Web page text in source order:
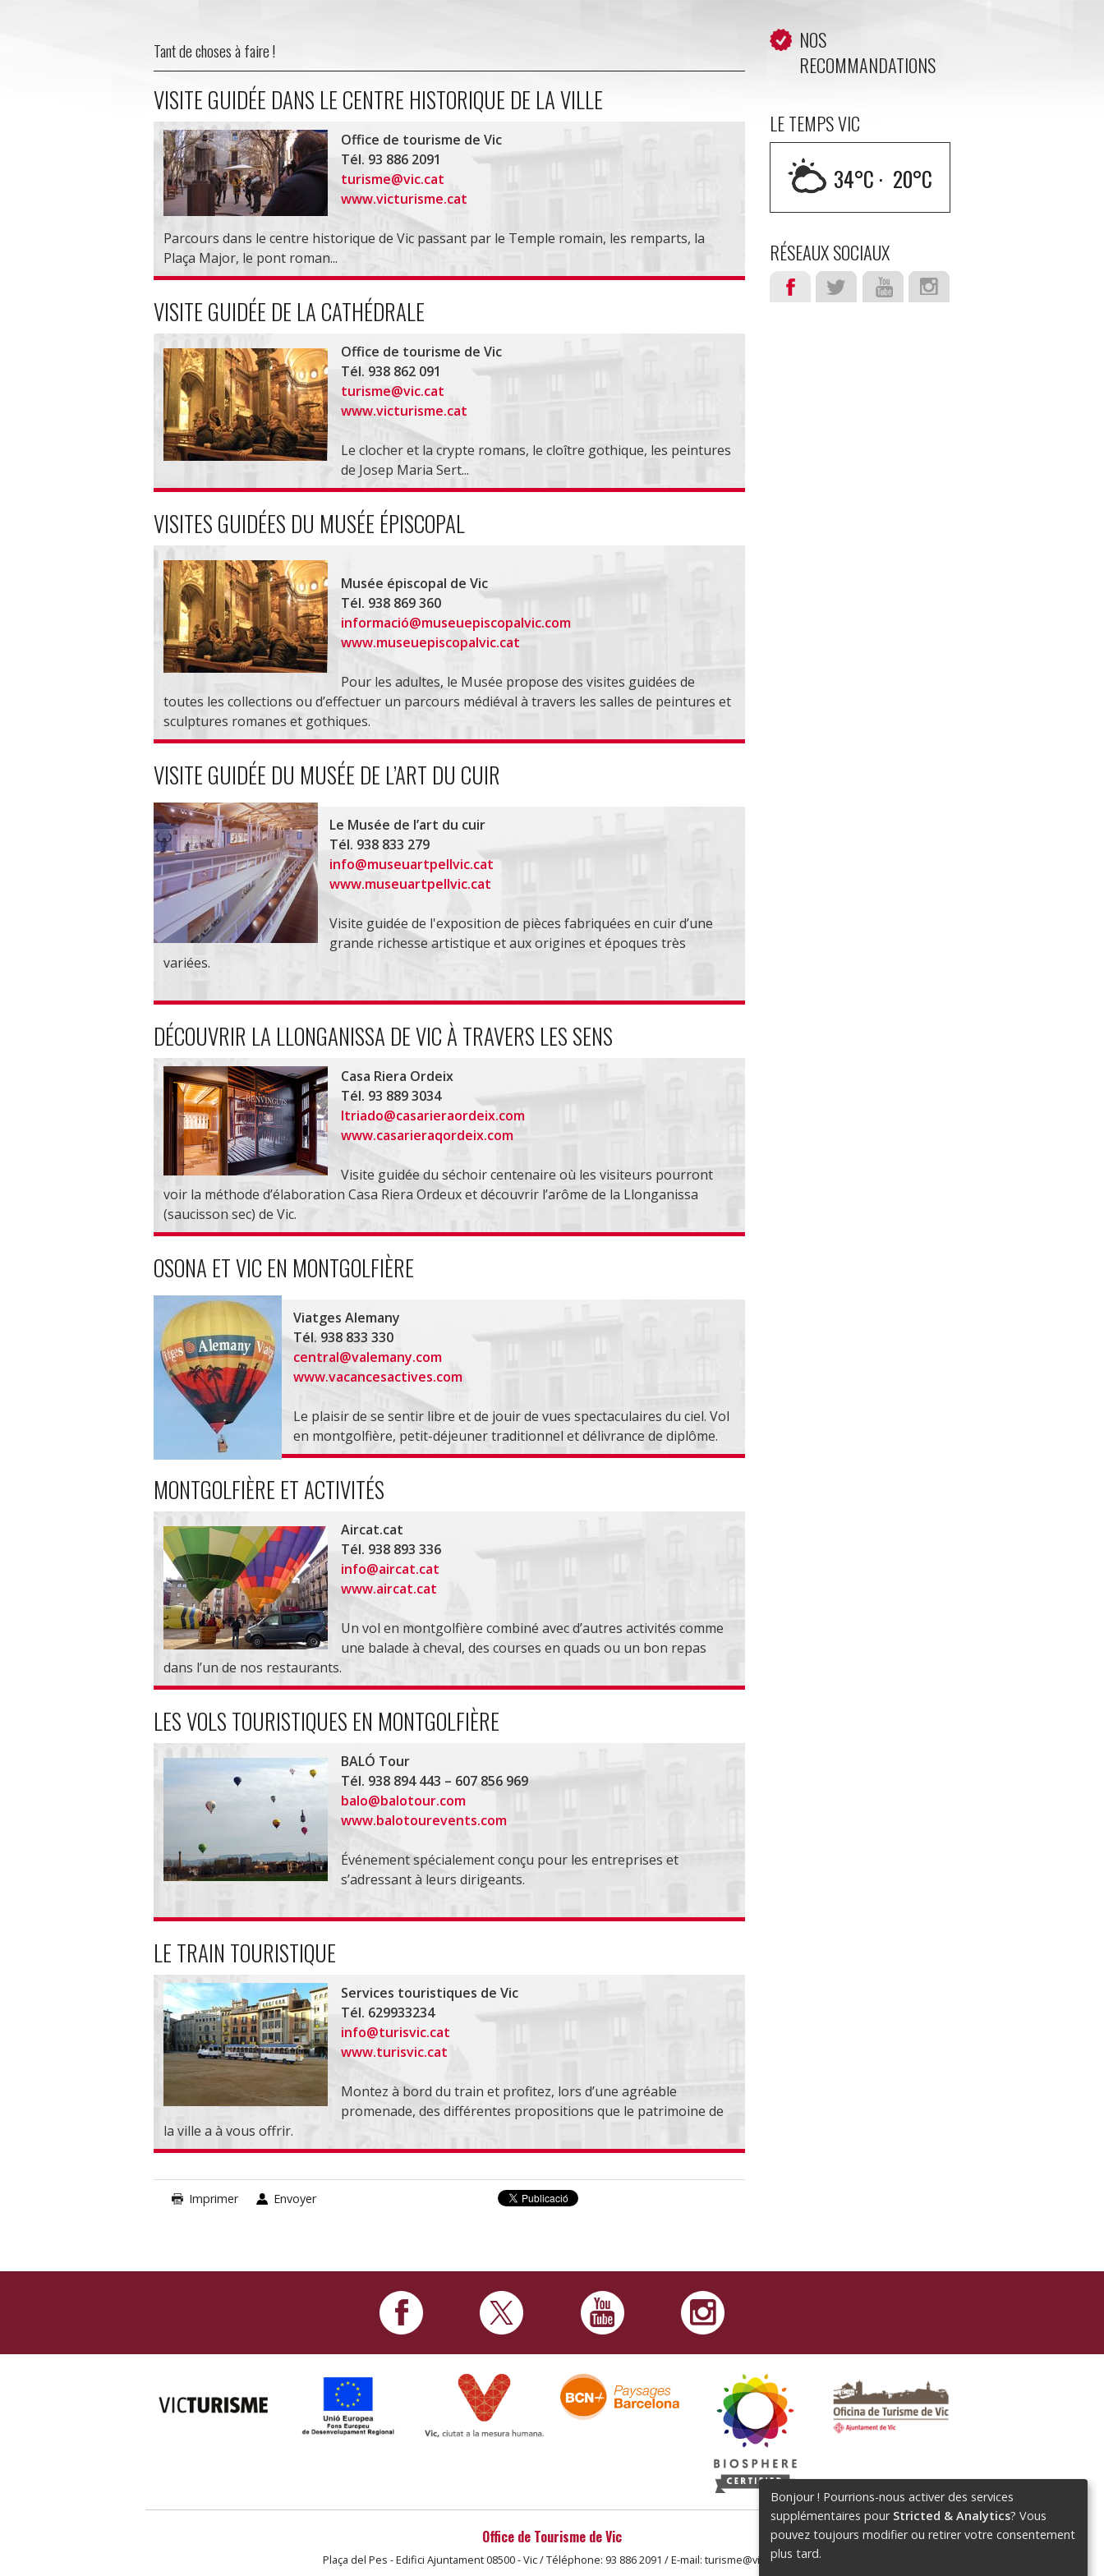
Tant de choses à faire !
VISITE GUIDÉE DANS LE CENTRE HISTORIQUE DE LA VILLE
Office de tourisme de Vic
Tél. 93 886 2091
turisme@vic.cat
www.victurisme.cat
Parcours dans le centre historique de Vic passant par le Temple romain, les remparts, la
Plaça Major, le pont roman...
VISITE GUIDÉE DE LA CATHÉDRALE
Office de tourisme de Vic
Tél. 938 862 091
turisme@vic.cat
www.victurisme.cat
Le clocher et la crypte romans, le cloître gothique, les peintures
de Josep Maria Sert...
VISITES GUIDÉES DU MUSÉE ÉPISCOPAL
Musée épiscopal de Vic
Tél. 938 869 360
informació@museuepiscopalvic.com
www.museuepiscopalvic.cat
Pour les adultes, le Musée propose des visites guidées de
toutes les collections ou d’effectuer un parcours médiéval à travers les salles de peintures et
sculptures romanes et gothiques.
VISITE GUIDÉE DU MUSÉE DE L’ART DU CUIR
Le Musée de l’art du cuir
Tél. 938 833 279
info@museuartpellvic.cat
www.museuartpellvic.cat
Visite guidée de l'exposition de pièces fabriquées en cuir d’une
grande richesse artistique et aux origines et époques très
variées.
DÉCOUVRIR LA LLONGANISSA DE VIC À TRAVERS LES SENS
Casa Riera Ordeix
Tél. 93 889 3034
ltriado@casarieraordeix.com
www.casarieraqordeix.com
Visite guidée du séchoir centenaire où les visiteurs pourront
voir la méthode d’élaboration Casa Riera Ordeux et découvrir l’arôme de la Llonganissa
(saucisson sec) de Vic.
OSONA ET VIC EN MONTGOLFIÈRE
Viatges Alemany
Tél. 938 833 330
central@valemany.com
www.vacancesactives.com
Le plaisir de se sentir libre et de jouir de vues spectaculaires du ciel. Vol
en montgolfière, petit-déjeuner traditionnel et délivrance de diplôme.
MONTGOLFIÈRE ET ACTIVITÉS
Aircat.cat
Tél. 938 893 336
info@aircat.cat
www.aircat.cat
Un vol en montgolfière combiné avec d’autres activités comme
une balade à cheval, des courses en quads ou un bon repas
dans l’un de nos restaurants.
LES VOLS TOURISTIQUES EN MONTGOLFIÈRE
BALÓ Tour
Tél. 938 894 443 – 607 856 969
balo@balotour.com
www.balotourevents.com
Événement spécialement conçu pour les entreprises et
s’adressant à leurs dirigeants.
LE TRAIN TOURISTIQUE
Services touristiques de Vic
Tél. 629933234
info@turisvic.cat
www.turisvic.cat
Montez à bord du train et profitez, lors d’une agréable
promenade, des différentes propositions que le patrimoine de
la ville a à vous offrir.
Imprimer Envoyer
NOS
RECOMMANDATIONS
LE TEMPS VIC
34°C · 20°C
RÉSEAUX SOCIAUX
Office de Tourisme de Vic
Plaça del Pes - Edifici Ajuntament 08500 - Vic / Téléphone: 93 886 2091 / E-mail: turisme@vic.cat
Bonjour ! Pourrions-nous activer des services
supplémentaires pour Stricted & Analytics? Vous
pouvez toujours modifier ou retirer votre consentement
plus tard.